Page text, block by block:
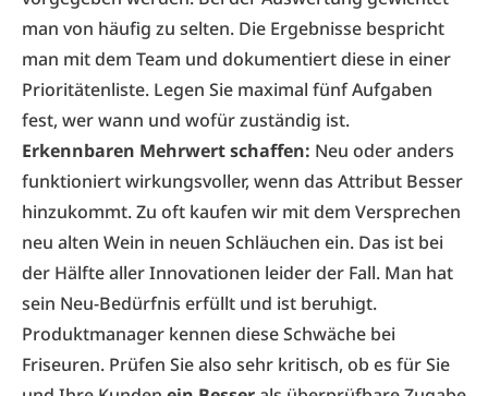
man von häufig zu selten. Die Ergebnisse bespricht
man mit dem Team und dokumentiert diese in einer
Prioritätenliste. Legen Sie maximal fünf Aufgaben
fest, wer wann und wofür zuständig ist.
Erkennbaren Mehrwert schaffen: Neu oder anders
funktioniert wirkungsvoller, wenn das Attribut Besser
hinzukommt. Zu oft kaufen wir mit dem Versprechen
neu alten Wein in neuen Schläuchen ein. Das ist bei
der Hälfte aller Innovationen leider der Fall. Man hat
sein Neu-Bedürfnis erfüllt und ist beruhigt.
Produktmanager kennen diese Schwäche bei
Friseuren. Prüfen Sie also sehr kritisch, ob es für Sie